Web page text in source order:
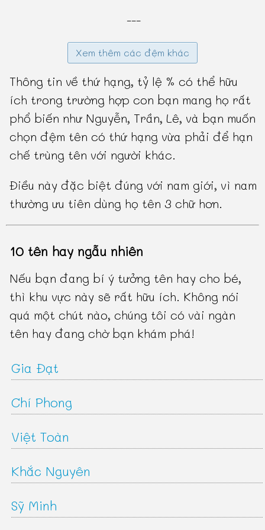
---
Xem thêm các đệm khác
Thông tin về thứ hạng, tỷ lệ % có thể hữu
ích trong trường hợp con bạn mang họ rất
phổ biến như Nguyễn, Trần, Lê, và bạn muốn
chọn đệm tên có thứ hạng vừa phải để hạn
chế trùng tên với người khác.
Điều này đặc biệt đúng với nam giới, vì nam
thường ưu tiên dùng họ tên 3 chữ hơn.
10 tên hay ngẫu nhiên
Nếu bạn đang bí ý tưởng tên hay cho bé,
thì khu vực này sẽ rất hữu ích. Không nói
quá một chút nào, chúng tôi có vài ngàn
tên hay đang chờ bạn khám phá!
Gia Đạt
Chí Phong
Việt Toàn
Khắc Nguyên
Sỹ Minh